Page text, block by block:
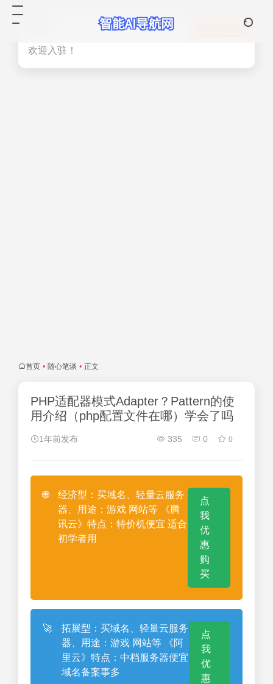
欢迎入驻！
首页 • 随心笔谈 • 正文
PHP适配器模式Adapter？Pattern的使
用介绍（php配置文件在哪）学会了吗
1年前发布 335 0 0
🌐
经济型：买域名、轻量云服务
器、用途：游戏 网站等 《腾
讯云》特点：特价机便宜 适合
初学者用
点
我
优
惠
购
买
🚀
拓展型：买域名、轻量云服务
器、用途：游戏 网站等 《阿
里云》特点：中档服务器便宜
域名备案事多
点
我
优
惠